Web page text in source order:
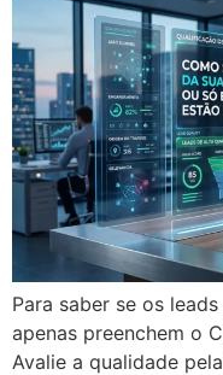
Para saber se os
apenas preenchem o
Avalie a qualidade